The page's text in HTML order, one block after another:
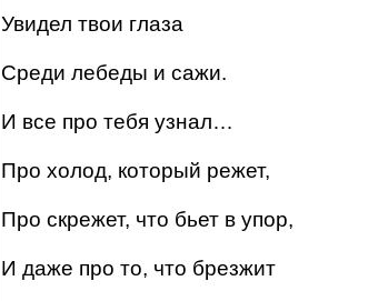
Увидел твои глаза
Среди лебеды и сажи.
И все про тебя узнал…
Про холод, который режет,
Про скрежет, что бьет в упор,
И даже про то, что брезжит